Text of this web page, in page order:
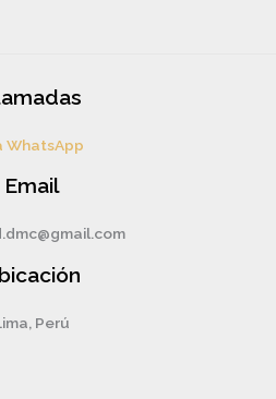
WhatsApp
Email
Perú